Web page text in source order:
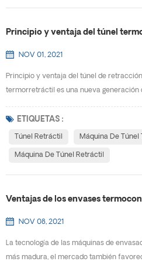
Principio y ventaja del túnel
NOV 01, 2021
Principio y ventaja del túnel de
termorretráctil es una nueva generación
mueve, se instala rápidamente y es fácil
independiente o agregarse a la línea de
ETIQUETAS :
Túnel Retráctil Máquina De Túnel
Máquina De Túnel Retráctil
Ventajas de los envases
NOV 08, 2021
La tecnología de las máquinas de
más madura, el mercado también